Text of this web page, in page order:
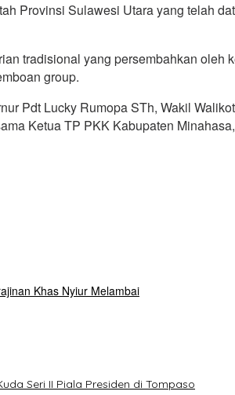
Provinsi Sulawesi Utara yang telah
tradisional yang persembahkan
group.
Pdt Lucky Rumopa STh, Wakil
Ketua TP PKK Kabupaten
Khas Nyiur Melambai
Seri II Piala Presiden di Tompaso